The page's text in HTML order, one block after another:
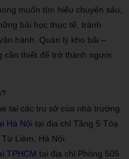
muốn tìm hiểu chuyên sâu,
bài học thực tế, tránh
hành. Quản lý kho bãi –
cần thiết để trở thành người
?
tại các trụ sở của nhà trường.
Hà Nội tại địa chỉ Tầng 5 Tòa
Liêm, Hà Nội.
TPHCM tại địa chỉ Phòng 505